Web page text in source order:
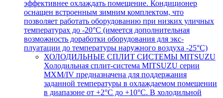
эффективнее охлаждать помещение. Кондиционер
оснащен встроенным зимним комплектом, что
позволяет работать оборудованию при низких уличных
температурах до -20°С (имеется дополнительная
возможность доработки оборудования для экс-
плуатации до температуры наружного воздуха -25°С)
ХОЛОДИЛЬНЫЕ СПЛИТ СИСТЕМЫ MITSUZU
Холодильная сплит-система MITSUZU серии
MXM/IV предназначена для поддержания
заданной температуры в охлаждаемом помещении
в диапазоне от +2°С до +10°С. В холодильной